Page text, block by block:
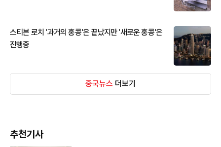
스티븐 로치 '과거의 홍콩'은 끝났지만 '새로운 홍콩'은
진행중
중국뉴스 더보기
추천기사